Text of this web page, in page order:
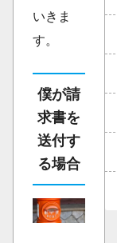
いきま
す。
僕が請
求書を
送付す
る場合